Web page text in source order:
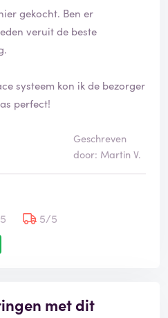
gekocht. Ben er
veruit de beste
systeem kon ik de bezorger
perfect!
Geschreven
door: Martin V.
5/5
met dit